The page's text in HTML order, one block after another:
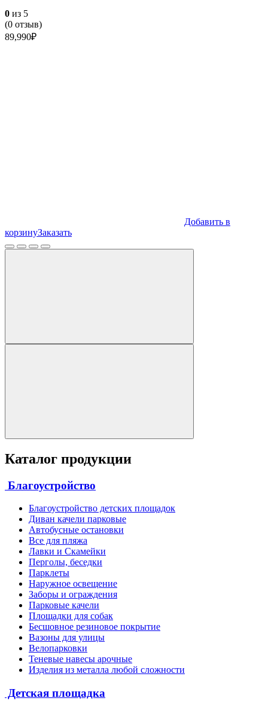
0 из 5
(0 отзыв)
89,990₽
Добавить в
корзинуЗаказать
Каталог продукции
Благоустройство
Благоустройство детских площадок
Диван качели парковые
Автобусные остановки
Все для пляжа
Лавки и Скамейки
Перголы, беседки
Парклеты
Наружное освещение
Заборы и ограждения
Парковые качели
Площадки для собак
Бесшовное резиновое покрытие
Вазоны для улицы
Велопарковки
Теневые навесы арочные
Изделия из металла любой сложности
Детская площадка